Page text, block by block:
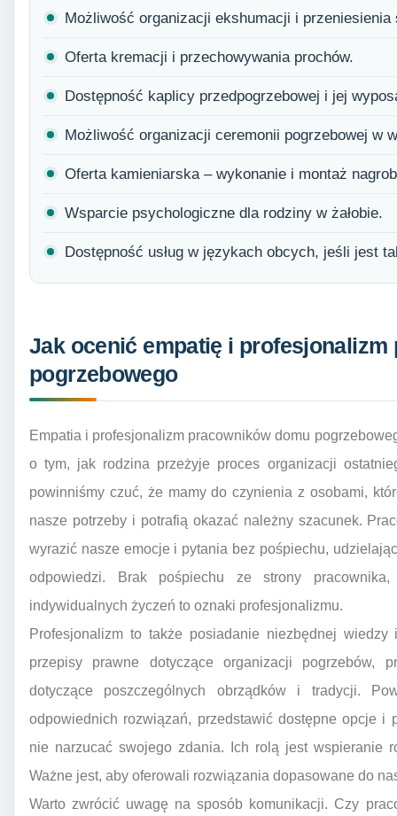
Możliwość organizacji ekshumacji i przeniesienia
Oferta kremacji i przechowywania prochów.
Dostępność kaplicy przedpogrzebowej i jej
Możliwość organizacji ceremonii pogrzebowej w
Oferta kamieniarska – wykonanie i montaż
Wsparcie psychologiczne dla rodziny w żałobie.
Dostępność usług w językach obcych, jeśli jest
Jak ocenić empatię i
pogrzebowego
Empatia i profesjonalizm pracowników domu
o tym, jak rodzina przeżyje proces organizacji
powinniśmy czuć, że mamy do czynienia z osobami,
nasze potrzeby i potrafią okazać należny szacunek.
wyrazić nasze emocje i pytania bez pośpiechu,
odpowiedzi. Brak pośpiechu ze strony
indywidualnych życzeń to oznaki profesjonalizmu.
Profesjonalizm to także posiadanie niezbędnej
przepisy prawne dotyczące organizacji pogrzebów,
dotyczące poszczególnych obrządków i tradycji.
odpowiednich rozwiązań, przedstawić dostępne opcje
nie narzucać swojego zdania. Ich rolą jest wspieranie
Ważne jest, aby oferowali rozwiązania dopasowane do
Warto zwrócić uwagę na sposób komunikacji. Czy